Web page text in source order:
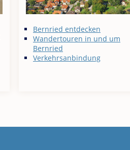
Bernried entdecken
Wandertouren in und um
Bernried
Verkehrsanbindung